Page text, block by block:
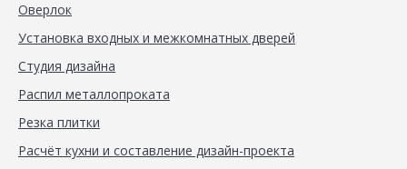
Оверлок
Установка входных и межкомнатных дверей
Студия дизайна
Распил металлопроката
Резка плитки
Расчёт кухни и составление дизайн-проекта